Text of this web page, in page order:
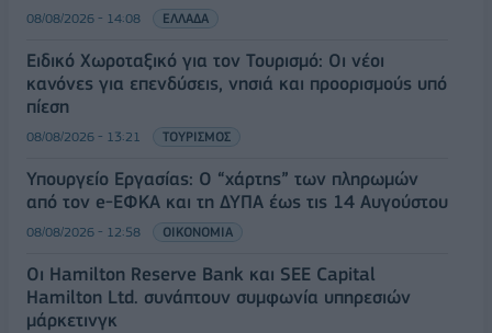
08/08/2026 - 14:08 ΕΛΛΑΔΑ
Ειδικό Χωροταξικό για τον Τουρισμό: Οι νέοι
κανόνες για επενδύσεις, νησιά και προορισμούς υπό
πίεση
08/08/2026 - 13:21 ΤΟΥΡΙΣΜΟΣ
Υπουργείο Εργασίας: Ο “χάρτης” των πληρωμών
από τον e-ΕΦΚΑ και τη ΔΥΠΑ έως τις 14 Αυγούστου
08/08/2026 - 12:58 ΟΙΚΟΝΟΜΙΑ
Οι Hamilton Reserve Bank και SEE Capital
Hamilton Ltd. συνάπτουν συμφωνία υπηρεσιών
μάρκετινγκ